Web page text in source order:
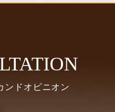
ンドオピニオン